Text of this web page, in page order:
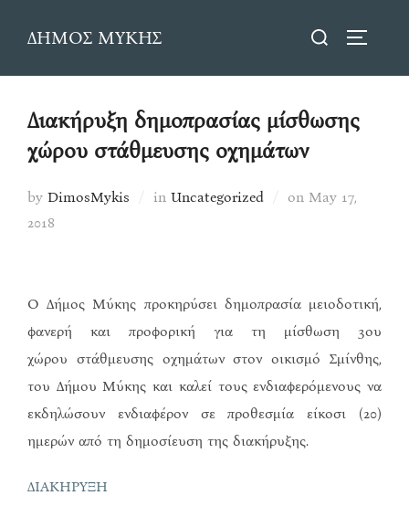
ΔΗΜΟΣ ΜΥΚΗΣ
Search
Διακήρυξη δημοπρασίας μίσθωσης
χώρου στάθμευσης οχημάτων
by DimosMykis in Uncategorized on Posted
May 17,
2018
Ο Δήμος Μύκης προκηρύσει δημοπρασία μειοδοτική,
φανερή και προφορική για τη μίσθωση 3ου
χώρου στάθμευσης οχημάτων στον οικισμό Σμίνθης,
του Δήμου Μύκης και καλεί τους ενδιαφερόμενους να
εκδηλώσουν ενδιαφέρον σε προθεσμία είκοσι (20)
ημερών από τη δημοσίευση της διακήρυξης.
ΔΙΑΚΗΡΥΞΗ